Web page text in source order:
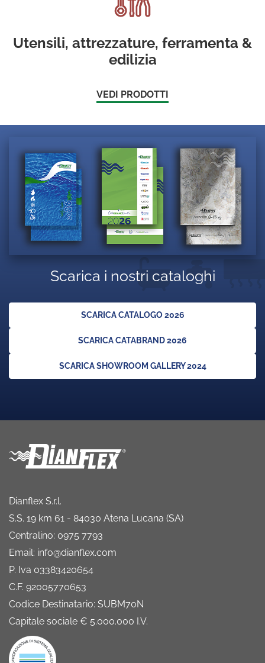
Utensili, attrezzature, ferramenta &
edilizia
VEDI PRODOTTI
Scarica i nostri cataloghi
SCARICA CATALOGO 2026
SCARICA CATABRAND 2026
SCARICA SHOWROOM GALLERY 2024
Dianflex S.r.l.
S.S. 19 km 61 - 84030 Atena Lucana (SA)
Centralino: 0975 7793
Email: info@dianflex.com
P. Iva 03383420654
C.F. 92005770653
Codice Destinatario: SUBM70N
Capitale sociale € 5.000.000 I.V.